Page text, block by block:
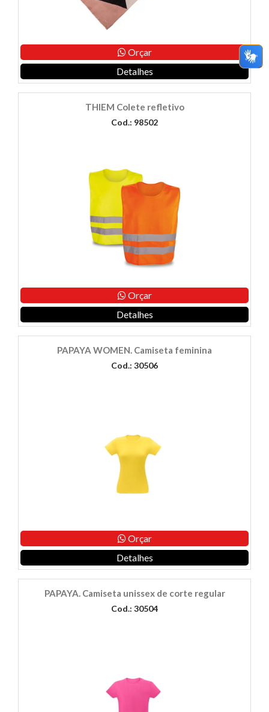
Orçar
Detalhes
THIEM Colete refletivo
Cod.: 98502
Orçar
Detalhes
PAPAYA WOMEN. Camiseta feminina
Cod.: 30506
Orçar
Detalhes
PAPAYA. Camiseta unissex de corte regular
Cod.: 30504